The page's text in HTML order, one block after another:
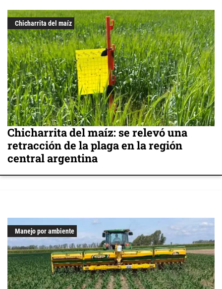
Chicharrita del maíz
Chicharrita del maíz: se relevó una
retracción de la plaga en la región
central argentina
Manejo por ambiente